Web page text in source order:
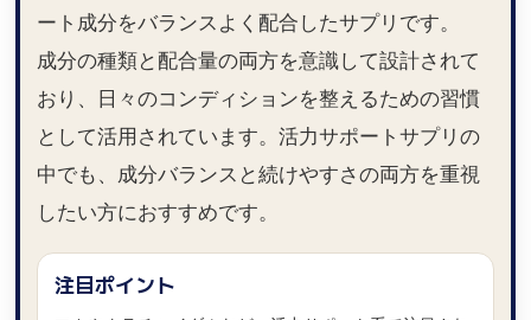
ート成分をバランスよく配合したサプリです。
成分の種類と配合量の両方を意識して設計されて
おり、日々のコンディションを整えるための習慣
として活用されています。活力サポートサプリの
中でも、成分バランスと続けやすさの両方を重視
したい方におすすめです。
注目ポイント